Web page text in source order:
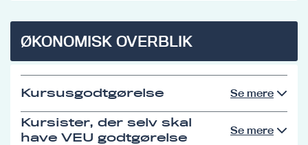
ØKONOMISK OVERBLIK
Kursusgodtgørelse Se mere
Kursister, der selv skal
have VEU godtgørelse
Se mere